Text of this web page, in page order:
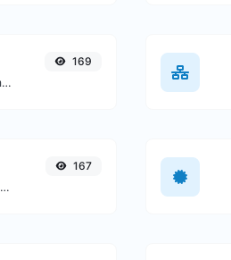
Conte a quantidade de caracteres e palavras de um texto específico.
169
Gere um hash SHA-256 para qualquer entrada de texto.
167